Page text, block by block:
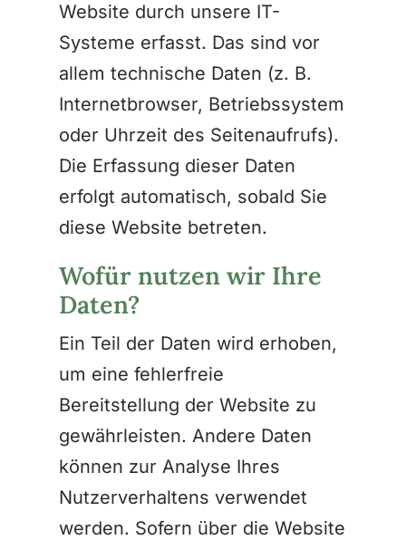
Website durch unsere IT-
Systeme erfasst. Das sind vor
allem technische Daten (z. B.
Internetbrowser, Betriebssystem
oder Uhrzeit des Seitenaufrufs).
Die Erfassung dieser Daten
erfolgt automatisch, sobald Sie
diese Website betreten.
Wofür nutzen wir Ihre
Daten?
Ein Teil der Daten wird erhoben,
um eine fehlerfreie
Bereitstellung der Website zu
gewährleisten. Andere Daten
können zur Analyse Ihres
Nutzerverhaltens verwendet
werden. Sofern über die Website